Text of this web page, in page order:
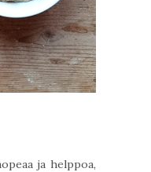
ja helppoa,